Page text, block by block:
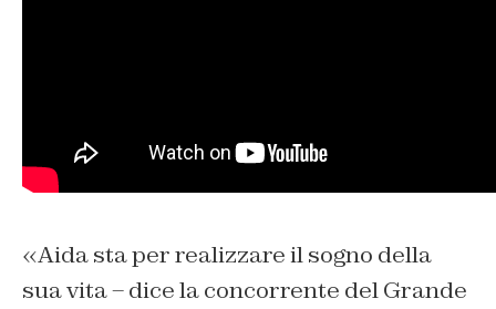
«Aida sta per realizzare il sogno della
sua vita – dice la concorrente del Grande